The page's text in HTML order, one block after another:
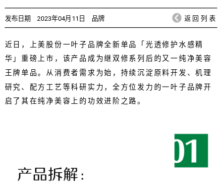
发布日期 2023年04月11日 品牌 返回列表
近日，上美股份一叶子品牌全新单品「光透修护水感精
华」重磅上市，该产品成为继双修系列后的又一纯净美容
王牌单品。从消费者需求为始，持续沉淀原料开发、机理
研究、配方工艺等科研实力，全方位发力的一叶子品牌开
启了其在纯净美容上的功效进阶之路。